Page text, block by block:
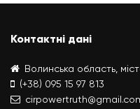
Контактні дані
Волинська область,
(+38) 095 15 97 813